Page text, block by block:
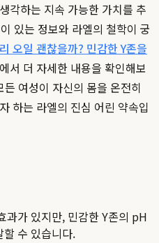
각하는 지속 가능한 가치를 추
있는 정보와 라엘의 철학이 궁
오일 괜찮을까? 민감한 Y존을
서 더 자세한 내용을 확인해보
여성이 자신의 몸을 온전히
하는 라엘의 진심 어린 약속입
과가 있지만, 민감한 Y존의 pH
수 있습니다.